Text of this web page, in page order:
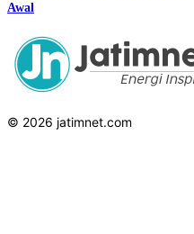
Awal
© 2026 jatimnet.com